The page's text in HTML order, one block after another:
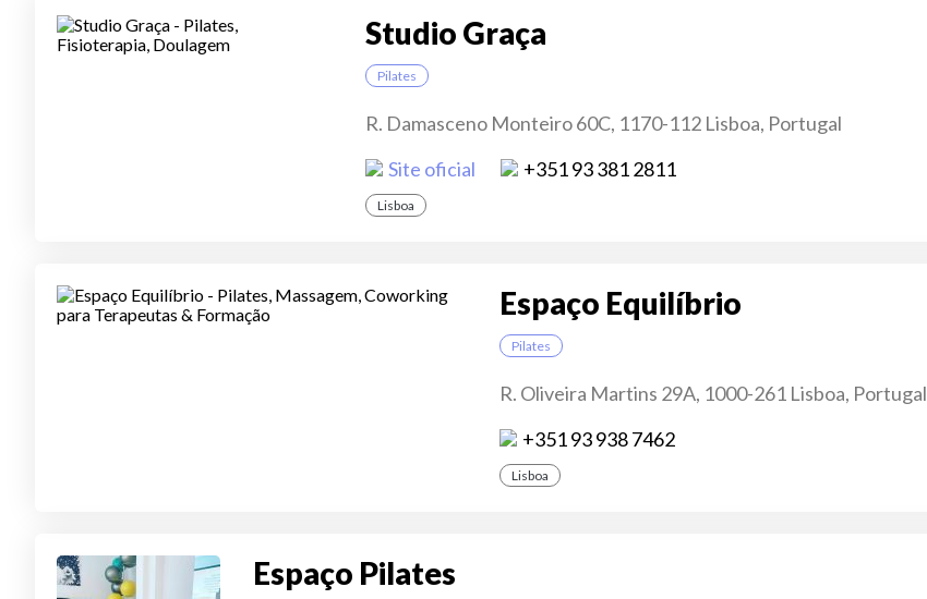
Studio Graça
Pilates
R. Damasceno Monteiro 60C, 1170-112 Lisboa, Portugal
Site oficial
+351 93 381 2811
Lisboa
Espaço Equilíbrio
Pilates
R. Oliveira Martins 29A, 1000-261 Lisboa, Portugal
+351 93 938 7462
Lisboa
Espaço Pilates